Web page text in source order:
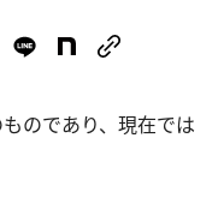
のであり、現在では